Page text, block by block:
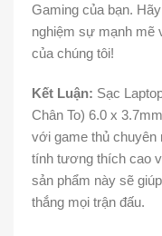
Gaming của bạn.
nghiệm sự mạnh mẽ
của chúng tôi!
Kết Luận: Sạc
Chân To) 6.0 x
với game thủ chuyên
tính tương thích cao
sản phẩm này sẽ
thắng mọi trận đấu.